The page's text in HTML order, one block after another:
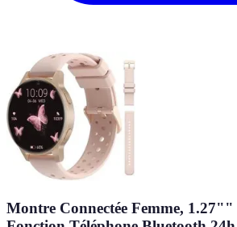
Montre Connectée Femme,